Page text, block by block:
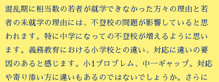
混乱期に相当数の若者が就学できなかった方々の理由と若
者の未就学の理由には、不登校の問題が影響していると思
われます。特に中学になっての不登校が増えるように思い
ます。義務教育における小学校との違い、対応に違いの要
因のあると感じます。小1プロブレム、中一ギャップ。対応
や寄り添い方に違いもあるのではないでしょうか。さらに